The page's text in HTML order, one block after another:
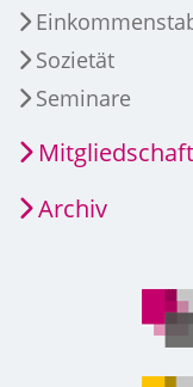
Sozietät
Seminare
Mitgliedschaft
Archiv